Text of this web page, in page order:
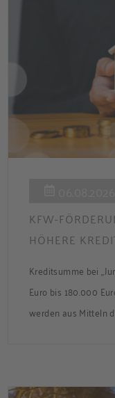
KFW-
HÖHERE
Kreditsumme bei
Euro bis 180.000
werden aus Mitteln